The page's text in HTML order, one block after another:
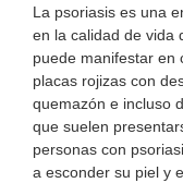
La psoriasis es una
en la calidad de vida
puede manifestar en
placas rojizas con
quemazón e incluso
que suelen
personas con
a esconder su piel y